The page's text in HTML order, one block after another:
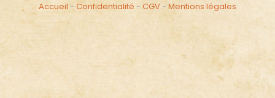
Accueil - Confidentialité - CGV - Mentions légales